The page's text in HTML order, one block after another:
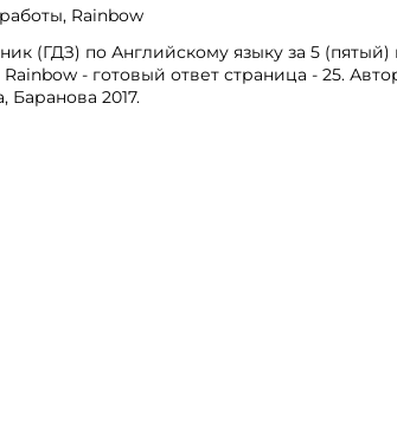
Rainbow
(ГДЗ) по Английскому языку за 5 (пятый)
- готовый ответ страница - 25.
Баранова 2017.